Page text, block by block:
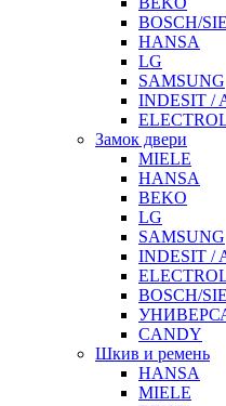
BOSCH/
HANSA
LG
SAMSUNG
INDESIT /
Замок двери
MIELE
HANSA
BEKO
LG
SAMSUNG
INDESIT /
BOSCH/
CANDY
Шкив и ремень
HANSA
MIELE